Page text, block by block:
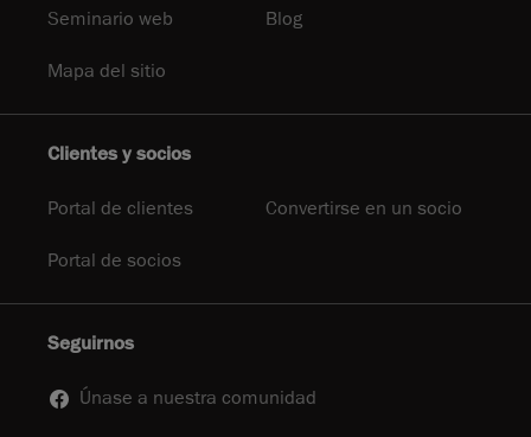
Seminario web Blog
Mapa del sitio
Clientes y socios
Portal de clientes Convertirse en un socio
Portal de socios
Seguirnos
Únase a nuestra comunidad